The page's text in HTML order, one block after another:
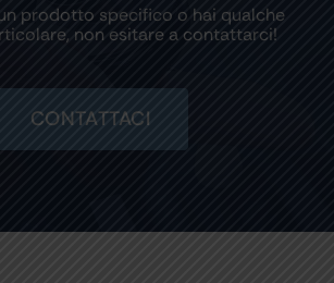
prodotto specifico o hai qualche
non esitare a contattarci!
CONTATTACI